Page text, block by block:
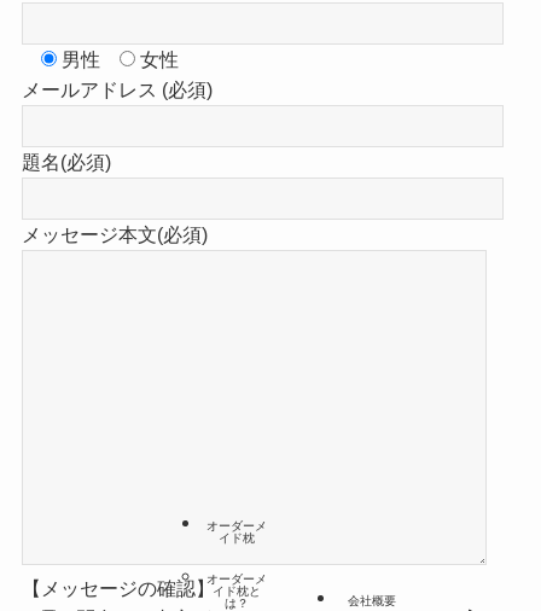
男性
女性
メールアドレス (必須)
題名(必須)
メッセージ本文(必須)
【メッセージの確認】
オーダーメ
イド枕
オーダーメ
イド枕と
は？
会社概要